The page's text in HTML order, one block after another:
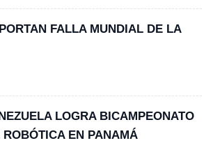
FALLA MUNDIAL DE LA
LOGRA BICAMPEONATO
EN PANAMÁ